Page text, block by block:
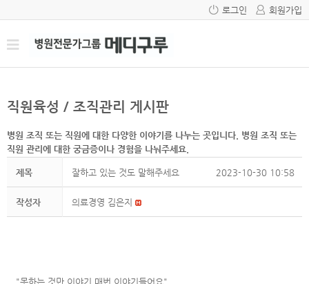
로그인 회원가입
직원육성 / 조직관리 게시판
병원 조직 또는 직원에 대한 다양한 이야기를 나누는 곳입니다. 병원 조직 또는
직원 관리에 대한 궁금증이나 경험을 나눠주세요.
제목 잘하고 있는 것도 말해주세요 2023-10-30 10:58
작성자 의료경영 김은지
"못하는 것만 이야기 매번 이야기들어요"